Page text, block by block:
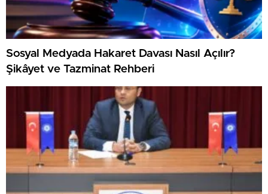
Sosyal Medyada Hakaret Davası Nasıl Açılır?
Şikâyet ve Tazminat Rehberi